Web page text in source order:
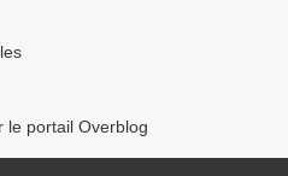
le portail Overblog